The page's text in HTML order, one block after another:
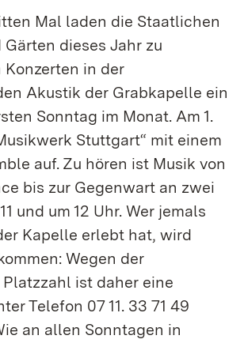
Mal laden die Staatlichen
dieses Jahr zu
in der
Akustik der Grabkapelle ein
Sonntag im Monat. Am 1.
Stuttgart“ mit einem
auf. Zu hören ist Musik von
bis zur Gegenwart an zwei
und um 12 Uhr. Wer jemals
Kapelle erlebt hat, wird
Wegen der
ist daher eine
Telefon 07 11. 33 71 49
an allen Sonntagen in